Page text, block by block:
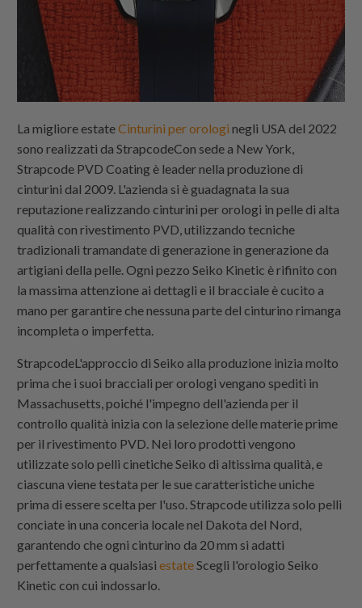
La migliore estateCinturini per orologi negli USA del 2022
sono realizzati da StrapcodeCon sede a New York,
Strapcode PVD Coating è leader nella produzione di
cinturini dal 2009. L'azienda si è guadagnata la sua
reputazione realizzando cinturini per orologi in pelle di alta
qualità con rivestimento PVD, utilizzando tecniche
tradizionali tramandate di generazione in generazione da
artigiani della pelle. Ogni pezzo Seiko Kinetic è rifinito con
la massima attenzione ai dettagli e il bracciale è cucito a
mano per garantire che nessuna parte del cinturino rimanga
incompleta o imperfetta.
StrapcodeL'approccio di Seiko alla produzione inizia molto
prima che i suoi bracciali per orologi vengano spediti in
Massachusetts, poiché l'impegno dell'azienda per il
controllo qualità inizia con la selezione delle materie prime
per il rivestimento PVD. Nei loro prodotti vengono
utilizzate solo pelli cinetiche Seiko di altissima qualità, e
ciascuna viene testata per le sue caratteristiche uniche
prima di essere scelta per l'uso. Strapcodeutilizza solo pelli
conciate in una conceria locale nel Dakota del Nord,
garantendo che ogni cinturino da 20 mm si adatti
perfettamente a qualsiasiestate Scegli l'orologio Seiko
Kinetic con cui indossarlo.